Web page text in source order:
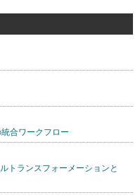
合ワークフロー
トランスフォーメーションと